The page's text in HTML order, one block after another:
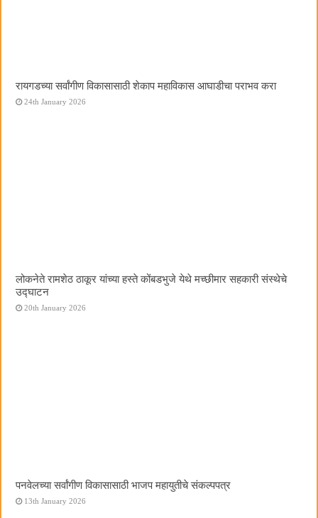
रायगडच्या सर्वांगीण विकासासाठी शेकाप महाविकास आघाडीचा पराभव करा
24th January 2026
लोकनेते रामशेठ ठाकूर यांच्या हस्ते कोंबडभुजे येथे मच्छीमार सहकारी संस्थेचे
उद्घाटन
20th January 2026
पनवेलच्या सर्वांगीण विकासासाठी भाजप महायुतीचे संकल्पपत्र
13th January 2026